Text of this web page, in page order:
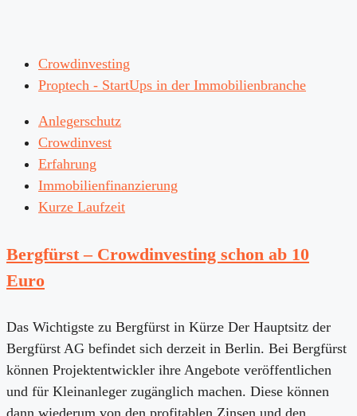
Crowdinvesting
Proptech - StartUps in der Immobilienbranche
Anlegerschutz
Crowdinvest
Erfahrung
Immobilienfinanzierung
Kurze Laufzeit
Bergfürst – Crowdinvesting schon ab 10
Euro
Das Wichtigste zu Bergfürst in Kürze Der Hauptsitz der
Bergfürst AG befindet sich derzeit in Berlin. Bei Bergfürst
können Projektentwickler ihre Angebote veröffentlichen
und für Kleinanleger zugänglich machen. Diese können